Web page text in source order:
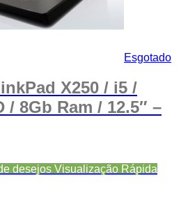
Esgotado
X250 / i5 /
/ 8Gb Ram / 12.5″ –
desejos Visualização Rápida